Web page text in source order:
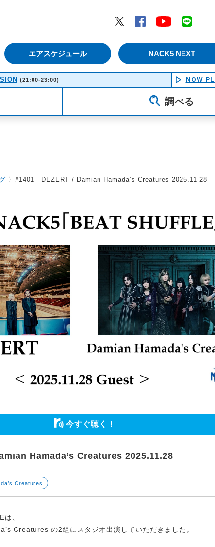
Twitter
Facebook YouTube
エアスケジュール NACK5 NEXT
(21:00-23:00) NOW
調べる
〉 #1401 DEZERT / Damian Hamada’s Creatures 2025.11.28
今すぐ聴く！
Hamada’s Creatures 2025.11.28
Creatures
、
Creatures の2組にスタジオ出演していただきました。